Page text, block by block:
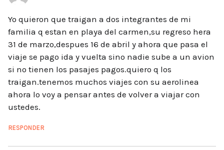
Yo quieron que traigan a dos integrantes de mi
familia q estan en playa del carmen,su regreso hera
31 de marzo,despues 16 de abril y ahora que pasa el
viaje se pago ida y vuelta sino nadie sube a un avion
si no tienen los pasajes pagos.quiero q los
traigan.tenemos muchos viajes con su aerolinea
ahora lo voy a pensar antes de volver a viajar con
ustedes.
RESPONDER